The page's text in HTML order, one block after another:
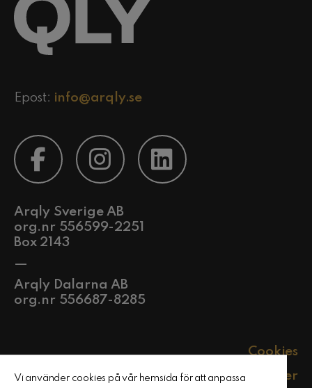
Epost: info@arqly.se
Arqly Sverige AB
org.nr 556599-2251
Box 2143
—
Arqly Dalarna AB
org.nr 556687-8285
Cookies
Policyer
Vi använder cookies på vår hemsida för att anpassa